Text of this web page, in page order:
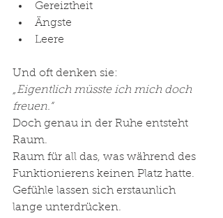
Gereiztheit
Ängste
Leere
Und oft denken sie:
„Eigentlich müsste ich mich doch
freuen.“
Doch genau in der Ruhe entsteht
Raum.
Raum für all das, was während des
Funktionierens keinen Platz hatte.
Gefühle lassen sich erstaunlich
lange unterdrücken.